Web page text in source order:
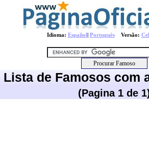
Idioma: Español| PortuguêsVersão:
Lista de Famosos com
(Pagina 1 de